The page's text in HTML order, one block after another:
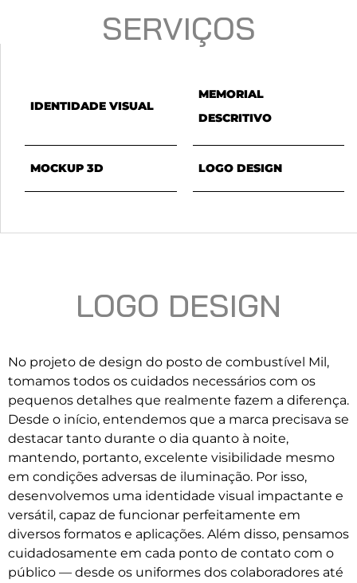
SERVIÇOS
IDENTIDADE VISUAL
MEMORIAL
DESCRITIVO
MOCKUP 3D LOGO DESIGN
LOGO DESIGN
No projeto de design do posto de combustível Mil,
tomamos todos os cuidados necessários com os
pequenos detalhes que realmente fazem a diferença.
Desde o início, entendemos que a marca precisava se
destacar tanto durante o dia quanto à noite,
mantendo, portanto, excelente visibilidade mesmo
em condições adversas de iluminação. Por isso,
desenvolvemos uma identidade visual impactante e
versátil, capaz de funcionar perfeitamente em
diversos formatos e aplicações. Além disso, pensamos
cuidadosamente em cada ponto de contato com o
público — desde os uniformes dos colaboradores até